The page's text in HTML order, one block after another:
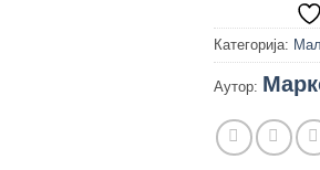
Категорија:
Аутор: